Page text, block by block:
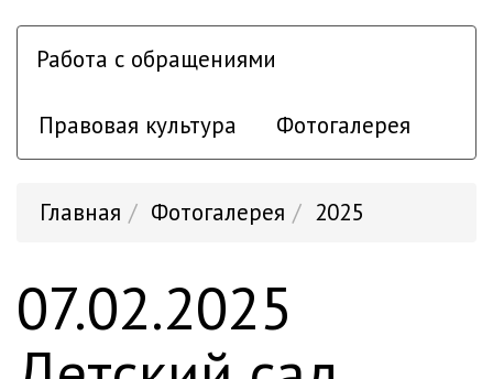
Работа с обращениями
Правовая культура Фотогалерея
Главная Фотогалерея 2025
07.02.2025